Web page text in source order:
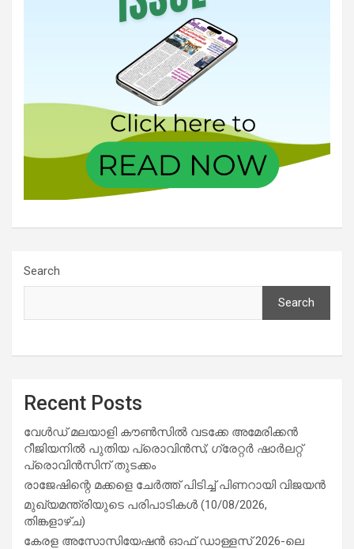
Search
Search
Recent Posts
വേൾഡ് മലയാളി കൗൺസിൽ വടക്കേ അമേരിക്കൻ
റീജിയനിൽ പുതിയ പ്രൊവിൻസ്; ഗ്രേറ്റർ ഷാർലറ്റ്
പ്രൊവിൻസിന് തുടക്കം
രാജേഷിന്റെ മക്കളെ ചേർത്ത് പിടിച്ച് പിണറായി വിജയൻ
മുഖ്യമന്ത്രിയുടെ പരിപാടികൾ (10/08/2026,
തിങ്കളാഴ്ച)
കേരള അസോസിയേഷൻ ഓഫ് ഡാള്ളസ് 2026-ലെ